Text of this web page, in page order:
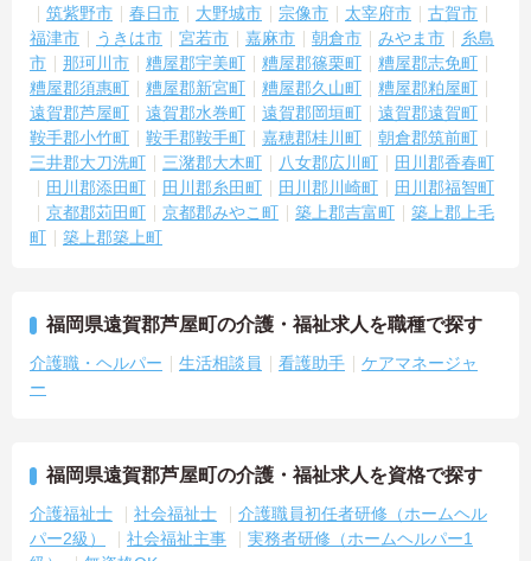
筑紫野市
春日市 大野城市 宗像市 太宰府市
古賀市
福津市
うきは市 宮若市 嘉麻市 朝倉市 みやま市
糸島
市
那珂川市 糟屋郡宇美町 糟屋郡篠栗町
糟屋郡志免町
糟屋郡須惠町
糟屋郡新宮町 糟屋郡久山町
糟屋郡粕屋町
遠賀郡芦屋町
遠賀郡水巻町 遠賀郡岡垣町
遠賀郡遠賀町
鞍手郡小竹町
鞍手郡鞍手町 嘉穂郡桂川町
朝倉郡筑前町
三井郡大刀洗町
三潴郡大木町 八女郡広川町
田川郡香春町
田川郡添田町
田川郡糸田町 田川郡川崎町
田川郡福智町
京都郡苅田町
京都郡みやこ町 築上郡吉富町
築上郡上毛
町
築上郡築上町
福岡県遠賀郡芦屋町の介護・福祉求人を職種で探す
介護職・ヘルパー 生活相談員 看護助手
ケアマネージャ
ー
福岡県遠賀郡芦屋町の介護・福祉求人を資格で探す
介護福祉士 社会福祉士
介護職員初任者研修（ホームヘル
パー2級）
社会福祉主事
実務者研修（ホームヘルパー1